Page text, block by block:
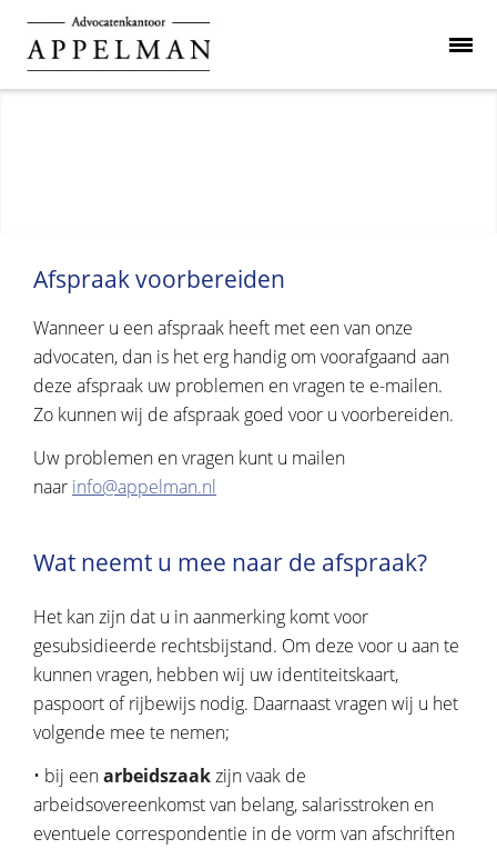
Afspraak voorbereiden
Wanneer u een afspraak heeft met een van onze
advocaten, dan is het erg handig om voorafgaand aan
deze afspraak uw problemen en vragen te e-mailen.
Zo kunnen wij de afspraak goed voor u voorbereiden.
Uw problemen en vragen kunt u mailen
naar info@appelman.nl
Wat neemt u mee naar de afspraak?
Het kan zijn dat u in aanmerking komt voor
gesubsidieerde rechtsbijstand. Om deze voor u aan te
kunnen vragen, hebben wij uw identiteitskaart,
paspoort of rijbewijs nodig. Daarnaast vragen wij u het
volgende mee te nemen;
• bij eenarbeidszaakzijn vaak de
arbeidsovereenkomst van belang, salarisstroken en
eventuele correspondentie in de vorm van afschriften